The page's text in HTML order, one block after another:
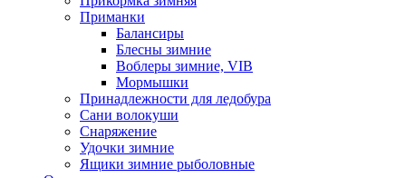
Приманки
Балансиры
Блесны зимние
Воблеры зимние, VIB
Мормышки
Принадлежности для ледобура
Сани волокуши
Снаряжение
Удочки зимние
Ящики зимние рыболовные